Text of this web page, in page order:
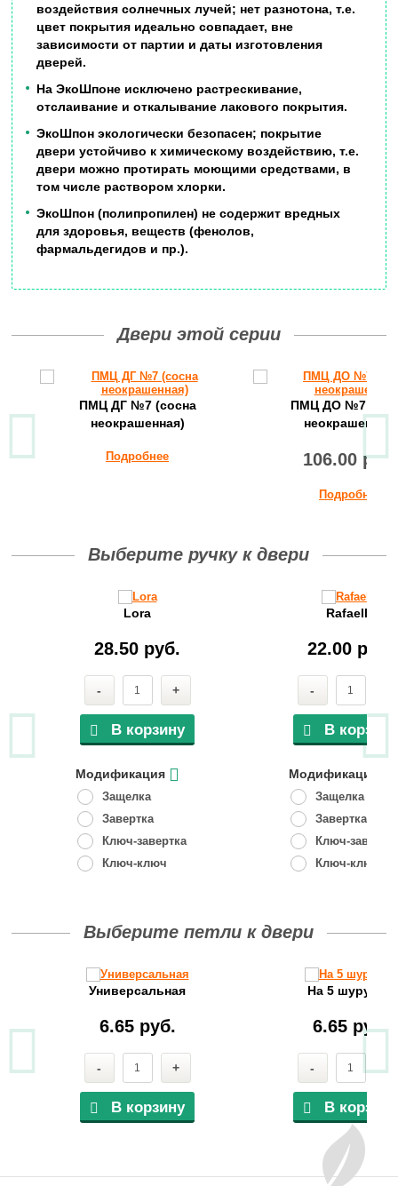
воздействия солнечных лучей; нет разнотона, т.е.
цвет покрытия идеально совпадает, вне
зависимости от партии и даты изготовления
дверей.
На ЭкоШпоне исключено растрескивание,
отслаивание и откалывание лакового покрытия.
ЭкоШпон экологически безопасен; покрытие
двери устойчиво к химическому воздействию, т.е.
двери можно протирать моющими средствами, в
том числе раствором хлорки.
ЭкоШпон (полипропилен) не содержит вредных
для здоровья, веществ (фенолов,
фармальдегидов и пр.).
Двери этой серии
ПМЦ ДГ №7 (сосна
неокрашенная)
Подробнее
ПМЦ ДО №7
неокрашенная)
106.00 руб.
Подробнее
Выберите ручку к двери
Lora
28.50 руб.
- +
В корзину
Модификация
Защелка
Завертка
Ключ-завертка
Ключ-ключ
Rafaella
22.00 руб.
-
В корзину
Модификация
Защелка
Завертка
Ключ-
Ключ-ключ
Выберите петли к двери
Универсальная
6.65 руб.
- +
В корзину
На 5 шурупов
6.65 руб.
- +
В корзину